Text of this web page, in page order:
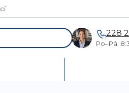
228
Po–Pá: